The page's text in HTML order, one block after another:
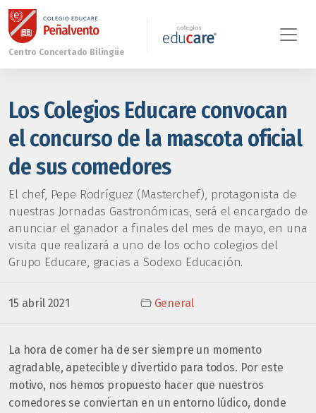
Los Colegios Educare convocan
el concurso de la mascota oficial
de sus comedores
El chef, Pepe Rodríguez (Masterchef), protagonista de
nuestras Jornadas Gastronómicas, será el encargado de
anunciar el ganador a finales del mes de mayo, en una
visita que realizará a uno de los ocho colegios del
Grupo Educare, gracias a Sodexo Educación.
15 abril 2021 General
La hora de comer ha de ser siempre un momento
agradable, apetecible y divertido para todos. Por este
motivo, nos hemos propuesto hacer que nuestros
comedores se conviertan en un entorno lúdico, donde